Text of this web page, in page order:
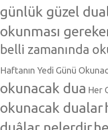
günlük güzel
okunması
belli zamanında
Haftanın Yedi Günü
okunacak dua Her
okunacak dualar